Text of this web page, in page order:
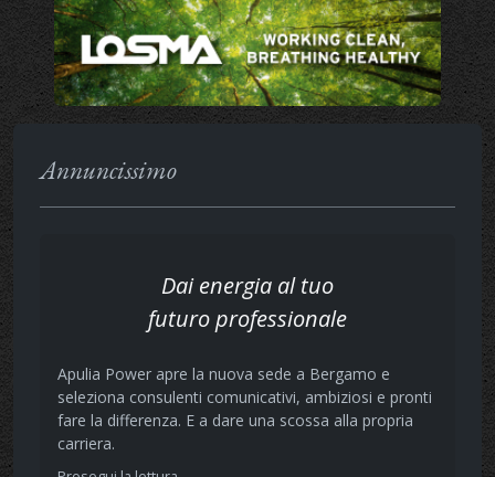
Annuncissimo
Dai energia al tuo
futuro professionale
Apulia Power apre la nuova sede a Bergamo e
seleziona consulenti comunicativi, ambiziosi e pronti
fare la differenza. E a dare una scossa alla propria
carriera.